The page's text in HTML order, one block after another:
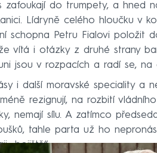
zafoukají do trumpety, a hned
Lídryně celého hloučku v
schopna Petru Fialovi položit
vítá i otázky z druhé strany
jsou v rozpacích a radí se, na
i další moravské speciality a
rezignují, na rozbití
nemají sílu. A zatímco
tahle parta už ho
„bojiště“.